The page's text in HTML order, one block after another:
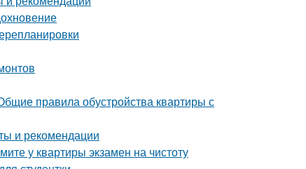
правила обустройства квартиры с
и рекомендации
у квартиры экзамен на чистоту